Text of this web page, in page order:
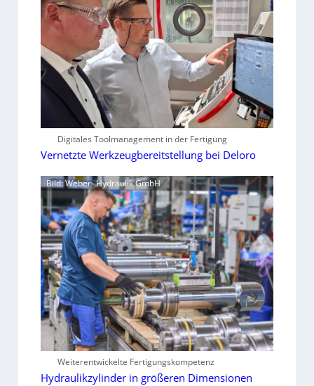
Digitales Toolmanagement in der Fertigung
Vernetzte Werkzeugbereitstellung bei Deloro
Bild: Weber- Hydraulik GmbH
Weiterentwickelte Fertigungskompetenz
Hydraulikzylinder in größeren Dimensionen